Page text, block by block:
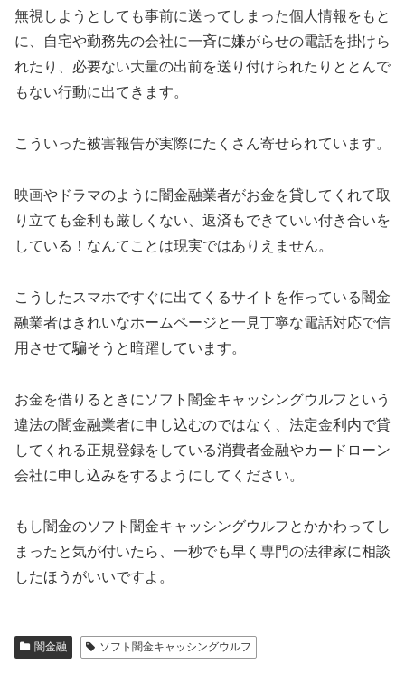
無視しようとしても事前に送ってしまった個人情報をもと
に、自宅や勤務先の会社に一斉に嫌がらせの電話を掛けら
れたり、必要ない大量の出前を送り付けられたりととんで
もない行動に出てきます。
こういった被害報告が実際にたくさん寄せられています。
映画やドラマのように闇金融業者がお金を貸してくれて取
り立ても金利も厳しくない、返済もできていい付き合いを
している！なんてことは現実ではありえません。
こうしたスマホですぐに出てくるサイトを作っている闇金
融業者はきれいなホームページと一見丁寧な電話対応で信
用させて騙そうと暗躍しています。
お金を借りるときに ソフト闇金キャッシングウルフ という
違法の闇金融業者に申し込むのではなく、法定金利内で貸
してくれる正規登録をしている消費者金融やカードローン
会社に申し込みをするようにしてください。
もし闇金のソフト闇金キャッシングウルフ とかかわってし
まったと気が付いたら、一秒でも早く専門の法律家に相談
したほうがいいですよ。
闇金融 ソフト闇金キャッシングウルフ